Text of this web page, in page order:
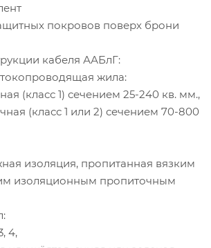
покровов поверх брони
кабеля ААБлГ:
жила:
(класс 1) сечением 25-240 кв. мм.,
(класс 1 или 2) сечением 70-800
изоляция, пропитанная вязким
изоляционным пропиточным
4,